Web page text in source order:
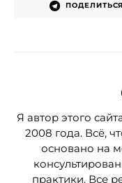
ПОДЕЛИТЬСЯ
Я автор этого
2008 года. Всё,
основано на
практики. Все